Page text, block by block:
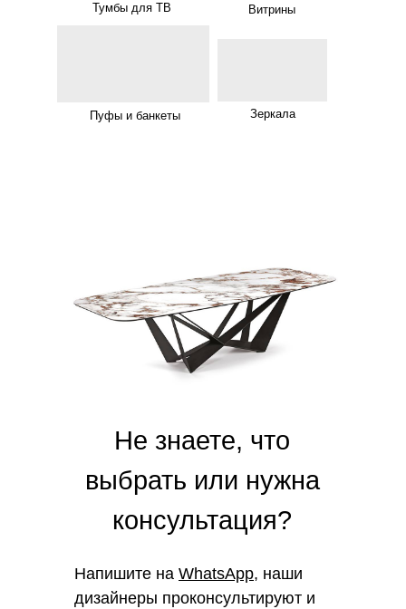
Витрины
Тумбы для ТВ
Пуфы и банкеты Зеркала
Напишите на WhatsApp, наши
дизайнеры проконсультируют и
Не знаете, что
выбрать или нужна
консультация?